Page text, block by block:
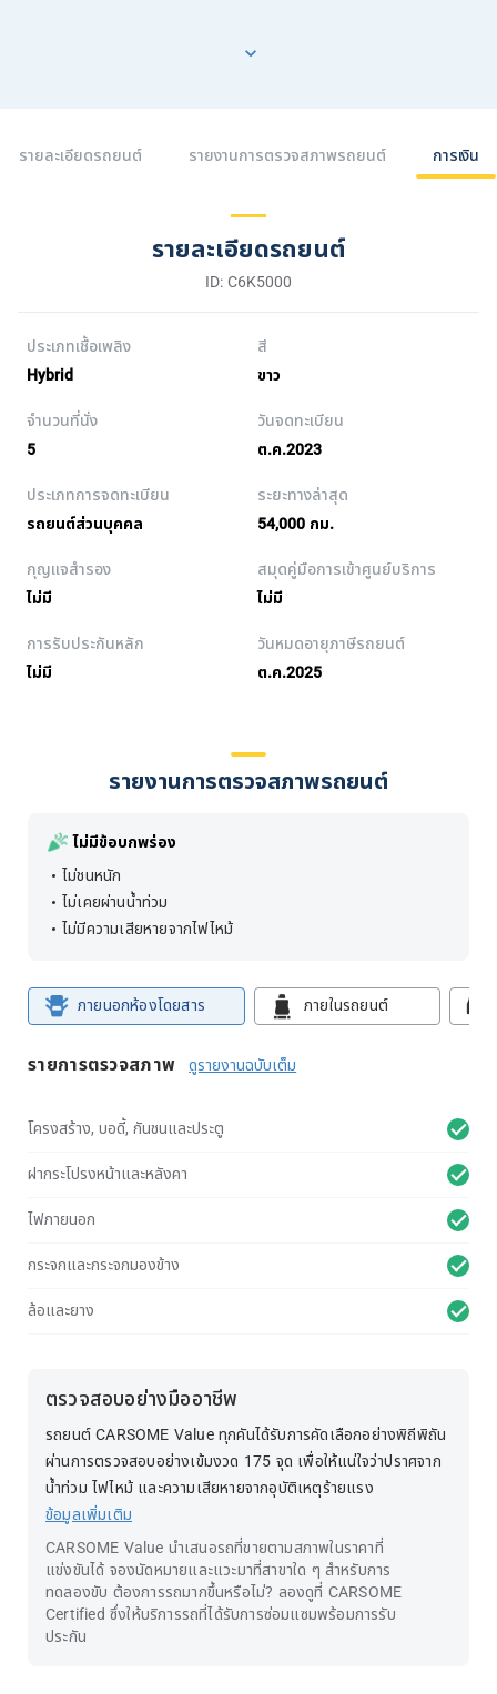
รายละเอียดรถยนต์ รายงานการตรวจสภาพรถยนต์ การเงิน
รายละเอียดรถยนต์
ID: C6K5000
ประเภทเชื้อเพลิง
Hybrid
สี
ขาว
จำนวนที่นั่ง
5
วันจดทะเบียน
ต.ค.2023
ประเภทการจดทะเบียน
รถยนต์ส่วนบุคคล
ระยะทางล่าสุด
54,000 กม.
กุญแจสำรอง
ไม่มี
สมุดคู่มือการเข้าศูนย์บริการ
ไม่มี
การรับประกันหลัก
ไม่มี
วันหมดอายุภาษีรถยนต์
ต.ค.2025
รายงานการตรวจสภาพรถยนต์
ไม่มีข้อบกพร่อง
ไม่ชนหนัก
ไม่เคยผ่านน้ำท่วม
ไม่มีความเสียหายจากไฟไหม้
ภายนอกห้องโดยสาร ภายในรถยนต์
รายการตรวจสภาพ ดูรายงานฉบับเต็ม
โครงสร้าง, บอดี้, กันชนและประตู
ฝากระโปรงหน้าและหลังคา
ไฟภายนอก
กระจกและกระจกมองข้าง
ล้อและยาง
ตรวจสอบอย่างมืออาชีพ
รถยนต์ CARSOME Value ทุกคันได้รับการคัดเลือกอย่างพิถีพิถัน
ผ่านการตรวจสอบอย่างเข้มงวด 175 จุด เพื่อให้แน่ใจว่าปราศจาก
น้ำท่วม ไฟไหม้ และความเสียหายจากอุบัติเหตุร้ายแรง
ข้อมูลเพิ่มเติม
CARSOME Value นำเสนอรถที่ขายตามสภาพในราคาที่
แข่งขันได้ จองนัดหมายและแวะมาที่สาขาใด ๆ สำหรับการ
ทดลองขับ ต้องการรถมากขึ้นหรือไม่? ลองดูที่ CARSOME
Certified ซึ่งให้บริการรถที่ได้รับการซ่อมแซมพร้อมการรับ
ประกัน